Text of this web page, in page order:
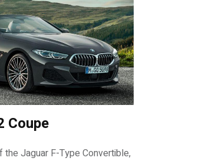
Coupe
Jaguar F-Type Convertible,